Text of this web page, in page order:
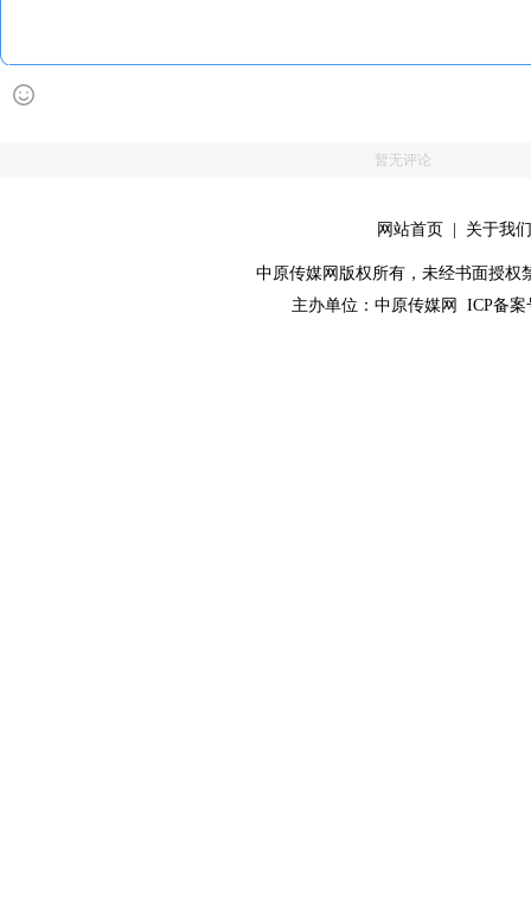
暂无评论
网站首页 关于我们
中原传媒网版权所有，未经书面授权
主办单位： 中原传媒网 ICP备案